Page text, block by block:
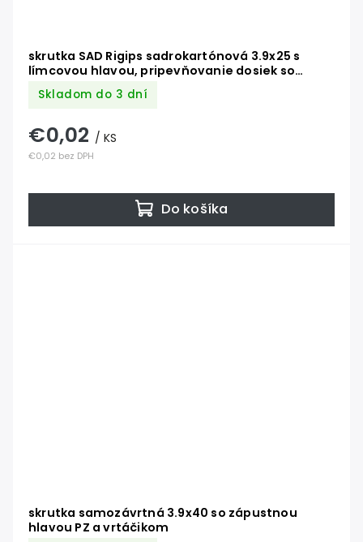
skrutka SAD Rigips sadrokartónová 3.9x25 s
límcovou hlavou, pripevňovanie dosiek so
zosilneným jadrom (Habito, RigiStabil) ku
kovovej a k drevenej konštrukcii
Skladom do 3 dní
€0,02 bez DPH
€0,02 / KS
Do košíka
skrutka samozávrtná 3.9x40 so zápustnou
hlavou PZ a vrtáčikom